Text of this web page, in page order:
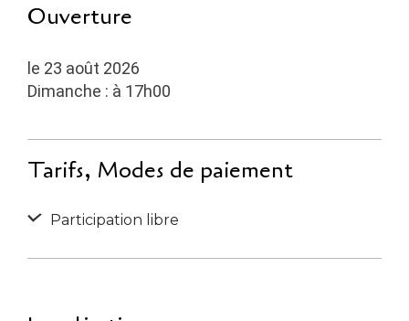
Ouverture
le 23 août 2026
Dimanche : à 17h00
Tarifs, Modes de paiement
Participation libre